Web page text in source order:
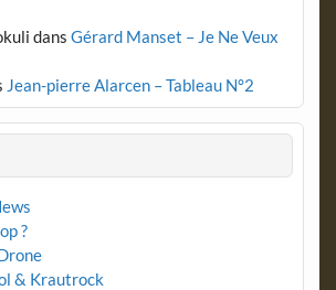
dans Gérard Manset – Je Ne Veux
Jean-pierre Alarcen – Tableau N°2
?
& Krautrock